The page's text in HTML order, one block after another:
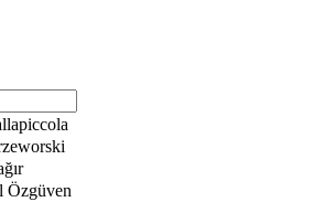
Özgüven